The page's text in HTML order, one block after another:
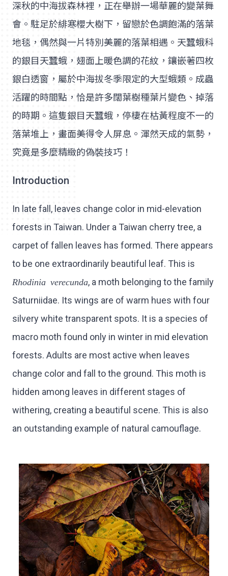
深秋的中海拔森林裡，正在舉辦一場華麗的變葉舞
會。駐足於緋寒櫻大樹下，留戀於色調飽滿的落葉
地毯，偶然與一片特別美麗的落葉相遇。天蠶蛾科
的銀目天蠶蛾，翅面上暖色調的花紋，鑲嵌著四枚
銀白透窗，屬於中海拔冬季限定的大型蛾類。成蟲
活躍的時間點，恰是許多闊葉樹種葉片變色、掉落
的時期。這隻銀目天蠶蛾，停棲在枯黃程度不一的
落葉堆上，畫面美得令人屏息。渾然天成的氣勢，
究竟是多麼精緻的偽裝技巧！
Introduction
In late fall, leaves change color in mid-elevation
forests in Taiwan. Under a Taiwan cherry tree, a
carpet of fallen leaves has formed. There appears
to be one extraordinarily beautiful leaf. This is
Rhodinia verecunda, a moth belonging to the family
Saturniidae. Its wings are of warm hues with four
silvery white transparent spots. It is a species of
macro moth found only in winter in mid elevation
forests. Adults are most active when leaves
change color and fall to the ground. This moth is
hidden among leaves in different stages of
withering, creating a beautiful scene. This is also
an outstanding example of natural camouflage.